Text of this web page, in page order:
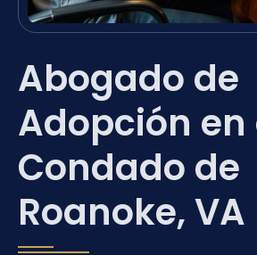
Abogado de
Adopción en
Condado de
Roanoke, VA